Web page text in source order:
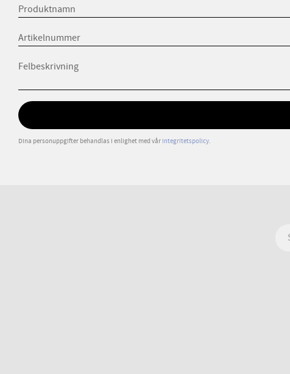
Dina personuppgifter behandlas i enlighet med vår integritetspolicy.